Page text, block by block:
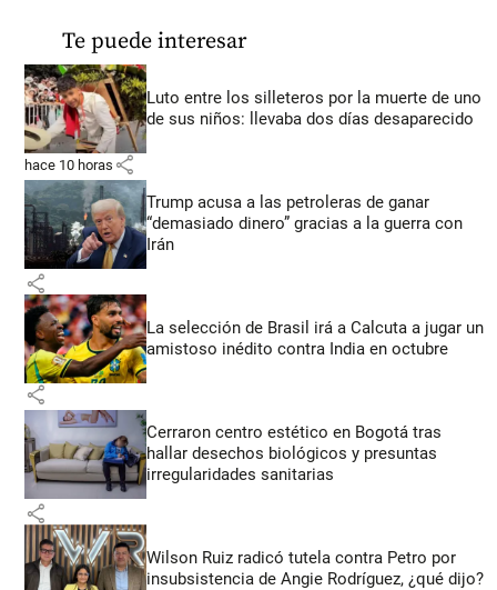
Te puede interesar
Luto entre los silleteros por la muerte de uno
de sus niños: llevaba dos días desaparecido
hace 10 horas share
Trump acusa a las petroleras de ganar
“demasiado dinero” gracias a la guerra con
Irán
share
La selección de Brasil irá a Calcuta a jugar un
amistoso inédito contra India en octubre
share
Cerraron centro estético en Bogotá tras
hallar desechos biológicos y presuntas
irregularidades sanitarias
share
Wilson Ruiz radicó tutela contra Petro por
insubsistencia de Angie Rodríguez, ¿qué dijo?